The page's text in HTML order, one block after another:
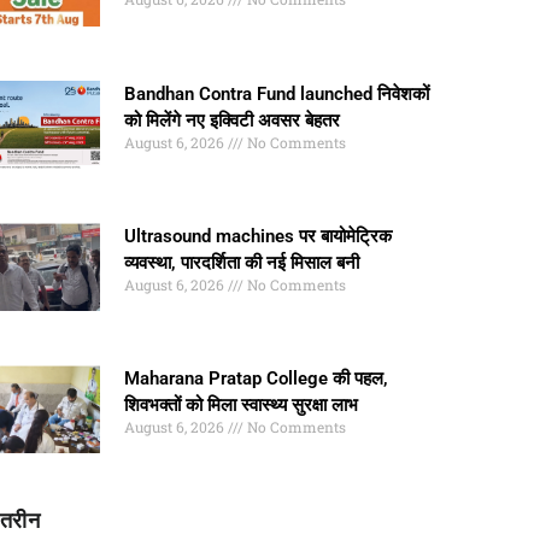
Bandhan Contra Fund launched निवेशकों
को मिलेंगे नए इक्विटी अवसर बेहतर
August 6, 2026 No Comments
Ultrasound machines पर बायोमेट्रिक
व्यवस्था, पारदर्शिता की नई मिसाल बनी
August 6, 2026 No Comments
Maharana Pratap College की पहल,
शिवभक्तों को मिला स्वास्थ्य सुरक्षा लाभ
August 6, 2026 No Comments